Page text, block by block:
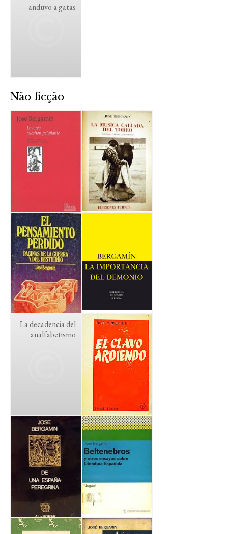
anduvo a gatas
Não ficção
La decadencia del
analfabetismo